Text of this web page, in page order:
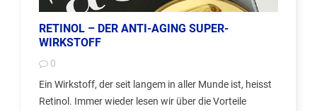
RETINOL – DER ANTI-AGING SUPER-
WIRKSTOFF
0
Ein Wirkstoff, der seit langem in aller Munde ist, heisst
Retinol. Immer wieder lesen wir über die Vorteile